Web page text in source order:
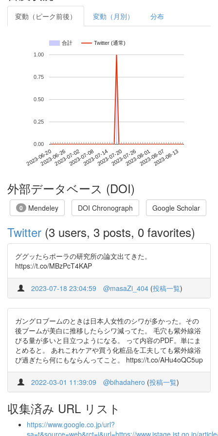
変動（ピーク前後） 変動（月別） 分布
合計 Twitter (通常)
2023-06-202023-06-262023-07-022023-07-082023-07-142023-07-202023-07-262023-08-012023-08-072023-08-13
0.00
0.25
0.50
0.75
1.00
外部データベース (DOI)
0 Mendeley DOI Chronograph Google Scholar
Twitter (3 users, 3 posts, 0 favorites)
ググッたらポーラの研究所の論文出てきた。
https://t.co/MBzPcT4KAP
2023-07-18 23:04:59 @masaZi_404 (投稿一覧)
ガングロブームのときは日本人女性のシワが多かった。その
後ブームが美白に推移したらシワ減ってた。 毛穴も紫外線浴
びる量が多いと目立つようになる。 って内容のPDF。単にま
とめると。 あれこれケアや買う化粧品を工夫しても紫外線浴
び過ぎたら何にもならんってこと。 https://t.co/AHu4oQC5up
2022-03-01 11:39:09 @bihadahero (投稿一覧)
収集済み URL リスト
https://www.google.co.jp/url?
sa=t&source=web&rct=j&url=https://www.jstage.jst.go.jp/